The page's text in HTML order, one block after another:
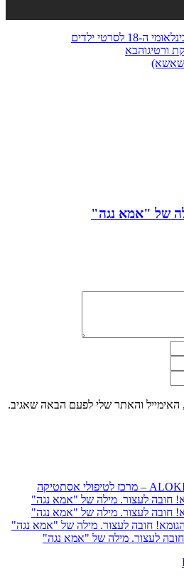
לסרטי ילדים
ורטיגוהבא
והאתר שלי לפעם הבאה שאגיב.
חובה לעצור. מילה של "אמא נגה"
חובה לעצור. מילה של "אמא נגה"
חובה לעצור. מילה של "אמא נגה"
לעצור. מילה של "אמא נגה"